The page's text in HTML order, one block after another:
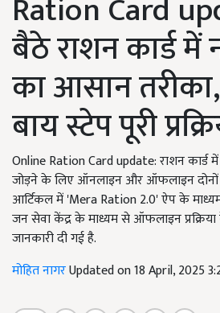
बैठे राशन कार्ड में
का आसान
बाय स्टेप पूरी
Online Ration Card update: राशन कार्ड
जोड़ने के लिए ऑनलाइन और ऑफलाइन दोनों
आर्टिकल में 'Mera Ration 2.0' ऐप के
जन सेवा केंद्र के माध्यम से ऑफलाइन प्रक्रिया
जानकारी दी गई है.
मोहित नागरUpdated on 18 April, 2025